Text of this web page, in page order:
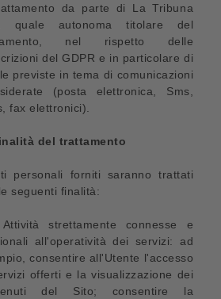
da parte di La Tribuna
quale autonoma titolare del
nel rispetto delle
del GDPR e in particolare di
previste in tema di comunicazioni
(posta elettronica, Sms,
fax elettronici).
del trattamento
personali forniti saranno trattati
seguenti finalità:
Attività strettamente connesse e
all'operatività dei servizi: ad
consentire all'Utente l'accesso
offerti e la visualizzazione dei
del Sito; consentire la